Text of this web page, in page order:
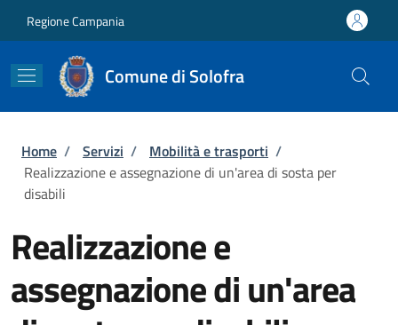
Regione Campania
Comune di Solofra
Briciole di pane
Home / Servizi / Mobilità e trasporti /
Realizzazione e assegnazione di un'area di sosta per
disabili
Realizzazione e
assegnazione di un'area